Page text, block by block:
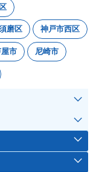
磨区 神戸市西区
市 尼崎市